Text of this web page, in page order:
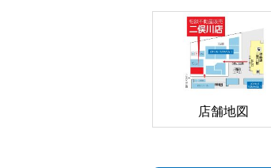
店舗地図